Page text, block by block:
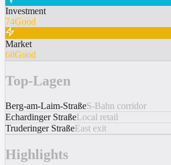
Investment
74Good
Market
68Good
Top-Lagen
Berg-am-Laim-StraßeS-Bahn corridor
Echardinger StraßeLocal retail
Truderinger StraßeEast exit
Highlights